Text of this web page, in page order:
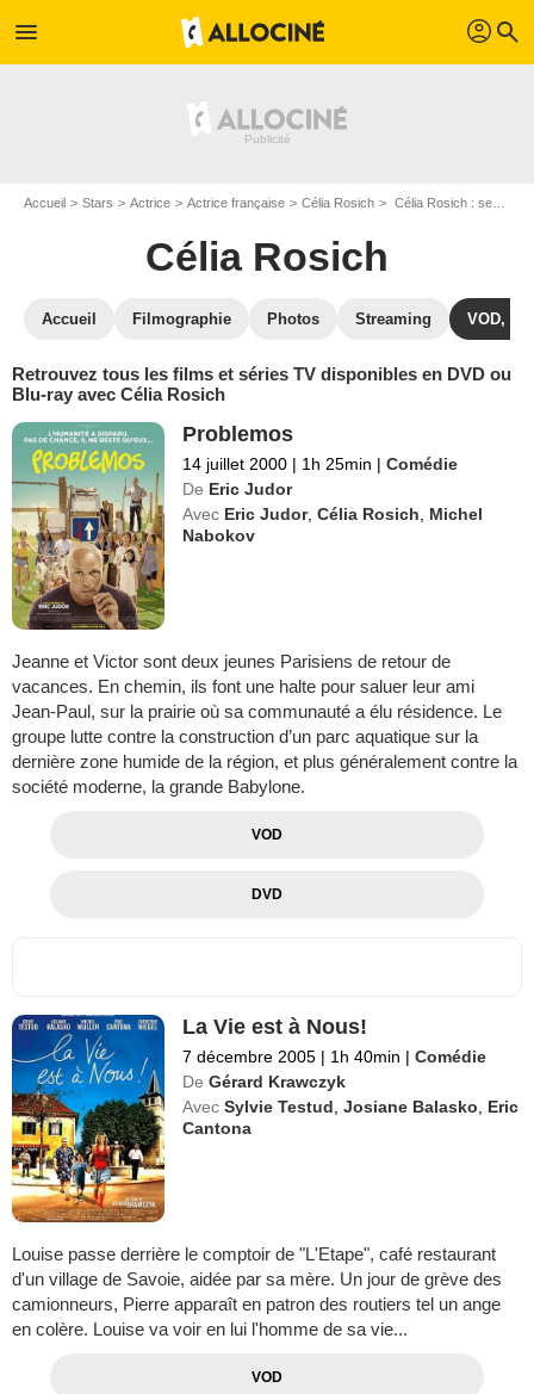
menu profil search
Accueil Stars Actrice Actrice française Célia Rosich Célia Rosich : ses Blu-Ray, DVD, VOD, SVOD
Célia Rosich
Accueil Filmographie Photos Streaming VOD,
Retrouvez tous les films et séries TV disponibles en DVD ou
Blu-ray avec Célia Rosich
Problemos
14 juillet 2000 | 1h 25min | Comédie
De Eric Judor
Avec Eric Judor,Célia Rosich
Michel
Nabokov
Jeanne et Victor sont deux jeunes Parisiens de retour de
vacances. En chemin, ils font une halte pour saluer leur ami
Jean-Paul, sur la prairie où sa communauté a élu résidence. Le
groupe lutte contre la construction d’un parc aquatique sur la
dernière zone humide de la région, et plus généralement contre la
société moderne, la grande Babylone.
VOD
DVD
La Vie est à Nous!
7 décembre 2005 | 1h 40min | Comédie
De Gérard Krawczyk
Avec Sylvie Testud ,Josiane Balasko
Eric
Cantona
Louise passe derrière le comptoir de "L'Etape", café restaurant
d'un village de Savoie, aidée par sa mère. Un jour de grève des
camionneurs, Pierre apparaît en patron des routiers tel un ange
en colère. Louise va voir en lui l'homme de sa vie...
VOD